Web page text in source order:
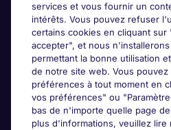
Candidats
Entreprises
services et vous fournir un
intérêts. Vous pouvez refuser
certains cookies en cliquant sur
accepter", et nous
permettant la bonne utilisation
de notre site web. Vous
préférences à tout moment en
vos préférences" ou
bas de n'importe quelle page
plus d'informations, veuillez lire